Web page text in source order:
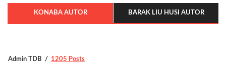
KONABA AUTOR BARAK LIU HUSI AUTOR
Admin TDB 1205 Posts